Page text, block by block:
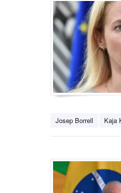
Josep Borrell Kaja